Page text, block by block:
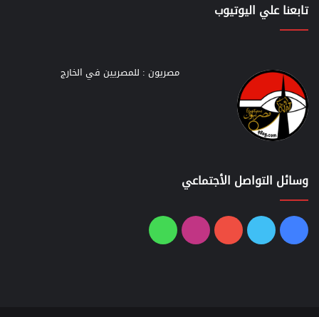
تابعنا علي اليوتيوب
مصريون : للمصريين في الخارج
وسائل التواصل الأجتماعي
فيسبوك
تويتر يوتيوبانستقرامواتساب